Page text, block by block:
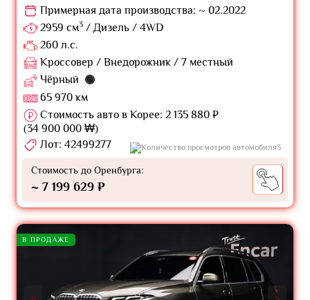
Примерная дата производства: ~ 02.2022
2959 см3 / Дизель / 4WD
260 л.с.
Кроссовер / Внедорожник / 7 местный
Чёрный
65 970 км
Стоимость авто в Корее: 2 135 880 ₽
(34 900 000 ₩)
Лот: 42499277
3
Стоимость до Оренбурга:
~ 7 199 629 ₽
В ПРОДАЖЕ